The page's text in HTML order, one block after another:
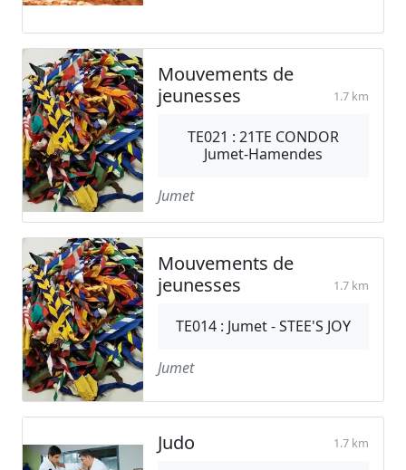
Mouvements de
jeunesses
1.7 km
TE021 : 21TE CONDOR
Jumet-Hamendes
Jumet
Mouvements de
jeunesses
1.7 km
TE014 : Jumet - STEE'S JOY
Jumet
Judo 1.7 km